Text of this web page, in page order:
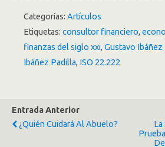
Categorías: Artículos
Etiquetas: consultor financiero,
finanzas del siglo xxi, Gustavo Ibáñez
Ibáñez Padilla, ISO 22.222
Entrada Anterior
¿Quién Cuidará Al Abuelo?